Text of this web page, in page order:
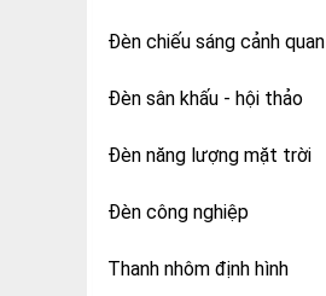
Đèn chiếu sáng cảnh quan
Đèn sân khấu - hội thảo
Đèn năng lượng mặt trời
Đèn công nghiệp
Thanh nhôm định hình